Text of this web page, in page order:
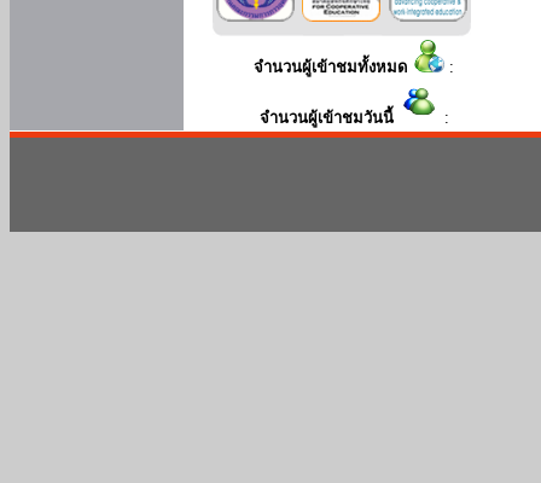
จำนวนผู้เข้าชมทั้งหมด :
จำนวนผู้เข้าชมวันนี้ :